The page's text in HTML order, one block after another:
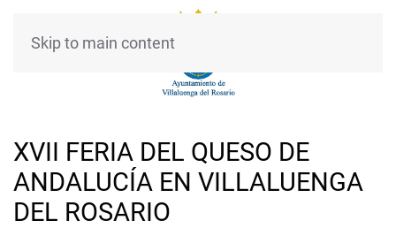
Skip to main content
XVII FERIA DEL QUESO DE
ANDALUCÍA EN VILLALUENGA
DEL ROSARIO